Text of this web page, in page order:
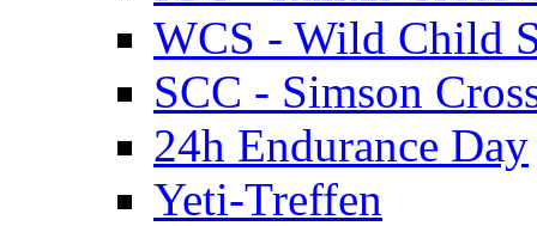
WCS - Wild Child
SCC - Simson
24h Endurance Day
Yeti-Treffen